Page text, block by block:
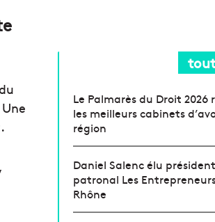
Le Palmarès du Droit 2026
les meilleurs cabinets
région
Daniel Salenc élu
patronal Les
Rhône